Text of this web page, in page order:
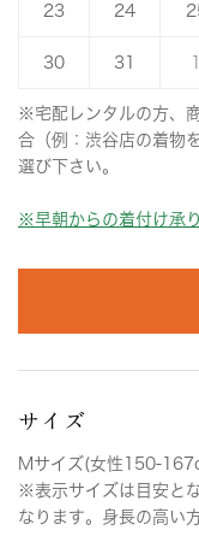
23 24
30 31 1
※宅配レンタルの方、
合（例：渋谷店の着物
選び下さい。
※早朝からの着付け承り
サイズ
Mサイズ(女性150-
※表示サイズは目安と
なります。身長の高い